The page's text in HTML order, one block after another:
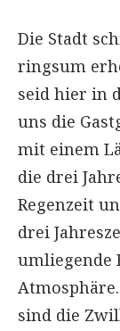
Die Stadt
ringsum
seid hier in
uns die
mit einem
die drei
Regenzeit
drei
umliegende
sind die